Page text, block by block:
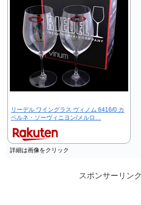
リーデル ワイングラス ヴィノム 6416/0 カ
ベルネ・ソーヴィニヨン/メルロ…
詳細は画像をクリック
スポンサーリンク